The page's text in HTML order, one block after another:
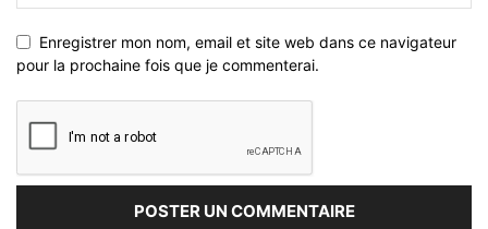
Enregistrer mon nom, email et site web dans ce navigateur
pour la prochaine fois que je commenterai.